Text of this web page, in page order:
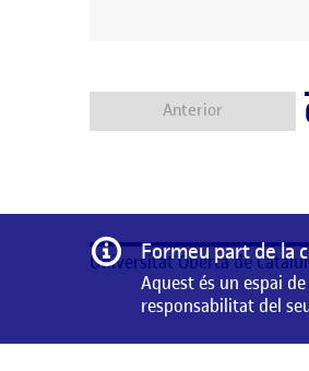
Anterior
Informació
Formeu part de la
Aquest és un espai
responsabilitat del
Universitat Oberta de